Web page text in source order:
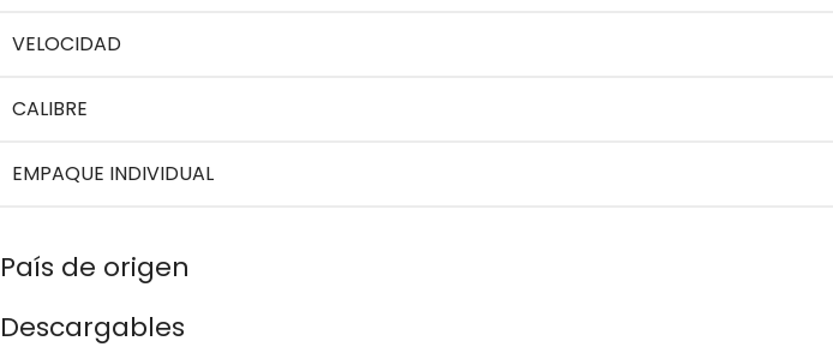
VELOCIDAD
CALIBRE
EMPAQUE INDIVIDUAL
País de origen
Descargables